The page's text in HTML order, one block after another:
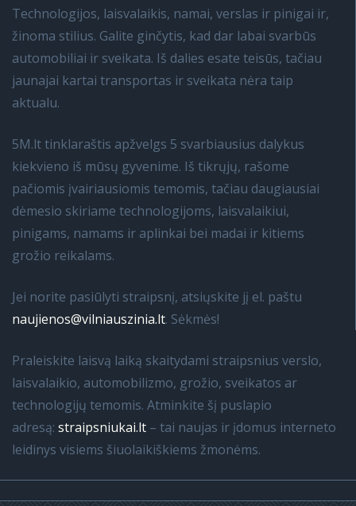
Technologijos, laisvalaikis, namai, verslas ir pinigai ir,
žinoma stilius. Galite ginčytis, kad dar labai svarbūs
automobiliai ir sveikata. Iš dalies esate teisūs, tačiau
jaunajai kartai transportas ir sveikata nėra taip
aktualu.
5M.lt tinklaraštis apžvelgs 5 svarbiausius dalykus
kiekvieno iš mūsų gyvenime. Iš tikrųjų, rašome
pačiomis įvairiausiomis temomis, tačiau daugiausiai
dėmesio skiriame technologijoms, laisvalaikiui,
pinigams, namams ir aplinkai bei madai ir kitiems
grožio reikalams.
Jei norite pasiūlyti straipsnį, atsiųskite jį el. paštu
naujienos@vilniauszinia.lt. Sėkmės!
Praleiskite laisvą laiką skaitydami straipsnius verslo,
laisvalaikio, automobilizmo, grožio, sveikatos ar
technologijų temomis. Atminkite šį puslapio
adresą: straipsniukai.lt – tai naujas ir įdomus interneto
leidinys visiems šiuolaikiškiems žmonėms.